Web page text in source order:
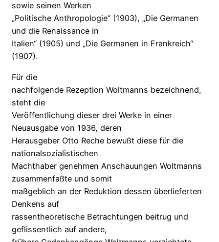
sowie seinen Werken
„Politische Anthropologie“ (1903), „Die Germanen
und die Renaissance in
Italien“ (1905) und „Die Germanen in Frankreich“
(1907).
Für die
nachfolgende Rezeption Woltmanns bezeichnend,
steht die
Veröffentlichung dieser drei Werke in einer
Neuausgabe von 1936, deren
Herausgeber Otto Reche bewußt diese für die
nationalsozialistischen
Machthaber genehmen Anschauungen Woltmanns
zusammenfaßte und somit
maßgeblich an der Reduktion dessen überlieferten
Denkens auf
rassentheoretische Betrachtungen beitrug und
geflissentlich auf andere,